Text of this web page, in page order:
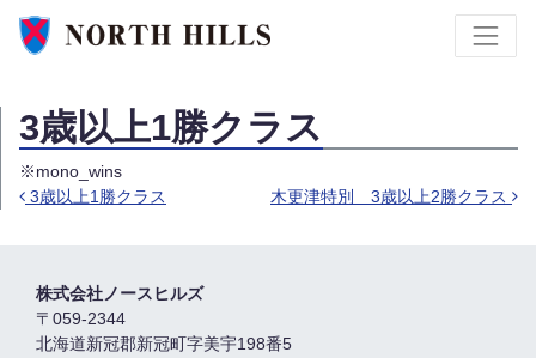
3歳以上1勝クラス
※mono_wins
3歳以上1勝クラス 木更津特別 3歳以上2勝クラス
株式会社ノースヒルズ
〒059-2344
北海道新冠郡新冠町字美宇198番5